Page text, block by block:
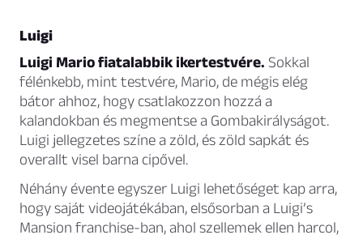
Luigi
Luigi Mario fiatalabbik ikertestvére. Sokkal
félénkebb, mint testvére, Mario, de mégis elég
bátor ahhoz, hogy csatlakozzon hozzá a
kalandokban és megmentse a Gombakirályságot.
Luigi jellegzetes színe a zöld, és zöld sapkát és
overallt visel barna cipővel.
Néhány évente egyszer Luigi lehetőséget kap arra,
hogy saját videojátékában, elsősorban a Luigi’s
Mansion franchise-ban, ahol szellemek ellen harcol,